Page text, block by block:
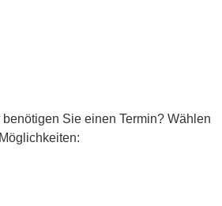
Sie einen Termin? Wählen